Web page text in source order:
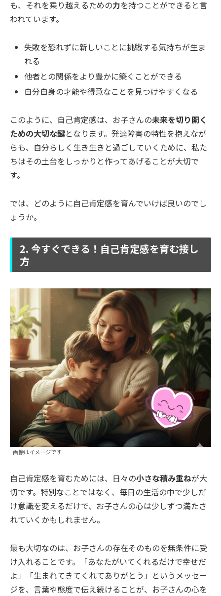
も、それを乗り越えるための力を持つことができると言
われています。
失敗を恐れずに新しいことに挑戦する気持ちが生ま
れる
他者との関係をより豊かに築くことができる
自分自身の才能や得意なことを見つけやすくなる
このように、自己肯定感は、お子さんの未来を切り開く
ための大切な鍵となります。発達障害の特性を抱えなが
らも、自分らしく生き生きと過ごしていくために、私た
ちはその土台をしっかりと作ってあげることが大切で
す。
では、どのように自己肯定感を育んでいけば良いのでし
ょうか。
2. 今すぐできる！自己肯定感を育む接し
方
画像はイメージです
自己肯定感を育むためには、日々の小さな積み重ねが大
切です。特別なことではなく、毎日の生活の中で少しだ
け意識を変えるだけで、お子さんの心は少しずつ満たさ
れていくかもしれません。
最も大切なのは、お子さんの存在そのものを無条件に受
け入れることです。「あなたがいてくれるだけで幸せだ
よ」「生まれてきてくれてありがとう」というメッセー
ジを、言葉や態度で伝え続けることが、お子さんの心を